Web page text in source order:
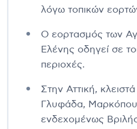
λόγω τοπικών
Ο εορτασμός των
Ελένης οδηγεί σε
περιοχές.
Στην Αττική,
Γλυφάδα,
ενδεχομένως